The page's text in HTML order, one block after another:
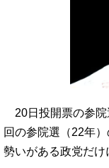
20日投開票の参院
回の参院選（22年
勢いがある政党だけ